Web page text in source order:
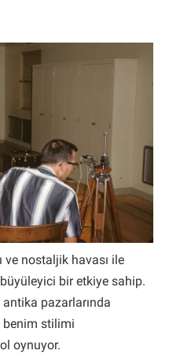
ve nostaljik havası ile
bir etkiye sahip.
pazarlarında
benim stilimi
oynuyor.